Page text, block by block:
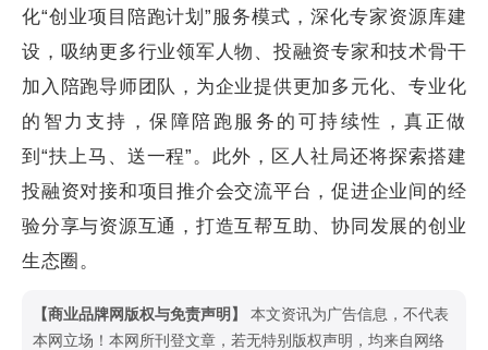
化“创业项目陪跑计划”服务模式，深化专家资源库建
设，吸纳更多行业领军人物、投融资专家和技术骨干
加入陪跑导师团队，为企业提供更加多元化、专业化
的智力支持，保障陪跑服务的可持续性，真正做
到“扶上马、送一程”。此外，区人社局还将探索搭建
投融资对接和项目推介会交流平台，促进企业间的经
验分享与资源互通，打造互帮互助、协同发展的创业
生态圈。
【商业品牌网版权与免责声明】
本文资讯为广告信息，不代表
本网立场！本网所刊登文章，若无特别版权声明，均来自网络